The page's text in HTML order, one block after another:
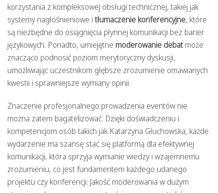
korzystania z kompleksowej obsługi technicznej, takiej jak
systemy nagłośnieniowe itłumaczenie konferencyjne, które
są niezbędne do osiągnięcia płynnej komunikacji bez barier
językowych. Ponadto, umiejętne moderowanie debatmoże
znacząco podnosić poziom merytoryczny dyskusji,
umożliwiając uczestnikom głębsze zrozumienie omawianych
kwestii i sprawniejsze wymiany opinii.
Znaczenie profesjonalnego prowadzenia eventów nie
można zatem bagatelizować. Dzięki doświadczeniu i
kompetencjom osób takich jak Katarzyna Głuchowska, każde
wydarzenie ma szansę stać się platformą dla efektywnej
komunikacji, która sprzyja wymianie wiedzy i wzajemnemu
zrozumieniu, co jest fundamentem każdego udanego
projektu czy konferencji. Jakość moderowania w dużym